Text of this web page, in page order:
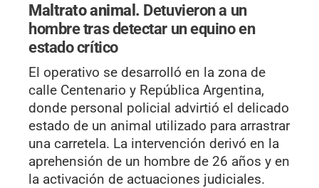
Maltrato animal. Detuvieron a un
hombre tras detectar un equino en
estado crítico
El operativo se desarrolló en la zona de
calle Centenario y República Argentina,
donde personal policial advirtió el delicado
estado de un animal utilizado para arrastrar
una carretela. La intervención derivó en la
aprehensión de un hombre de 26 años y en
la activación de actuaciones judiciales.